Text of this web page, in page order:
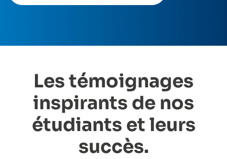
Les témoignages
inspirants de nos
étudiants et leurs
succès.